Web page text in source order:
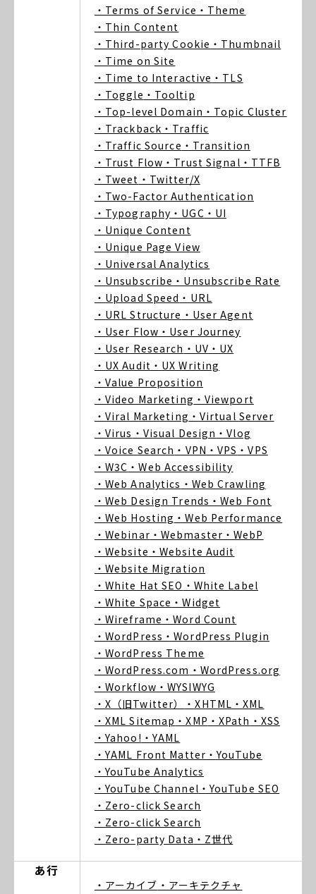
・Terms of Service ・Theme
・Thin Content
・Third-party Cookie ・Thumbnail
・Time on Site
・Time to Interactive ・TLS
・Toggle ・Tooltip
・Top-level Domain ・Topic Cluster
・Trackback ・Traffic
・Traffic Source ・Transition
・Trust Flow ・Trust Signal ・TTFB
・Tweet ・Twitter/X
・Two-Factor Authentication
・Typography ・UGC ・UI
・Unique Content
・Unique Page View
・Universal Analytics
・Unsubscribe ・Unsubscribe Rate
・Upload Speed ・URL
・URL Structure ・User Agent
・User Flow ・User Journey
・User Research ・UV ・UX
・UX Audit ・UX Writing
・Value Proposition
・Video Marketing ・Viewport
・Viral Marketing ・Virtual Server
・Virus ・Visual Design ・Vlog
・Voice Search ・VPN ・VPS ・VPS
・W3C ・Web Accessibility
・Web Analytics ・Web Crawling
・Web Design Trends ・Web Font
・Web Hosting ・Web Performance
・Webinar ・Webmaster ・WebP
・Website ・Website Audit
・Website Migration
・White Hat SEO ・White Label
・White Space ・Widget
・Wireframe ・Word Count
・WordPress ・WordPress Plugin
・WordPress Theme
・WordPress.com ・WordPress.org
・Workflow ・WYSIWYG
・X（旧Twitter）
・XHTML ・XML
・XML Sitemap ・XMP ・XPath ・XSS
・Yahoo! ・YAML
・YAML Front Matter ・YouTube
・YouTube Analytics
・YouTube Channel ・YouTube SEO
・Zero-click Search
・Zero-click Search
・Zero-party Data ・Z世代
あ行
・アーカイブ ・アーキテクチャ